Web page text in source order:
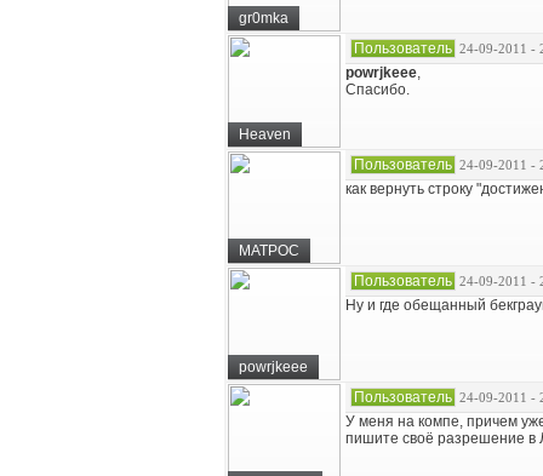
gr0mka
Heaven
Пользователь 24-09-2011 -
powrjkeee,
Спасибо.
MATPOC
Пользователь 24-09-2011 -
как вернуть строку
powrjkeee
Пользователь 24-09-2011 -
Ну и где обещанный
Пользователь 24-09-2011 -
У меня на компе, причем
пишите своё разрешение в